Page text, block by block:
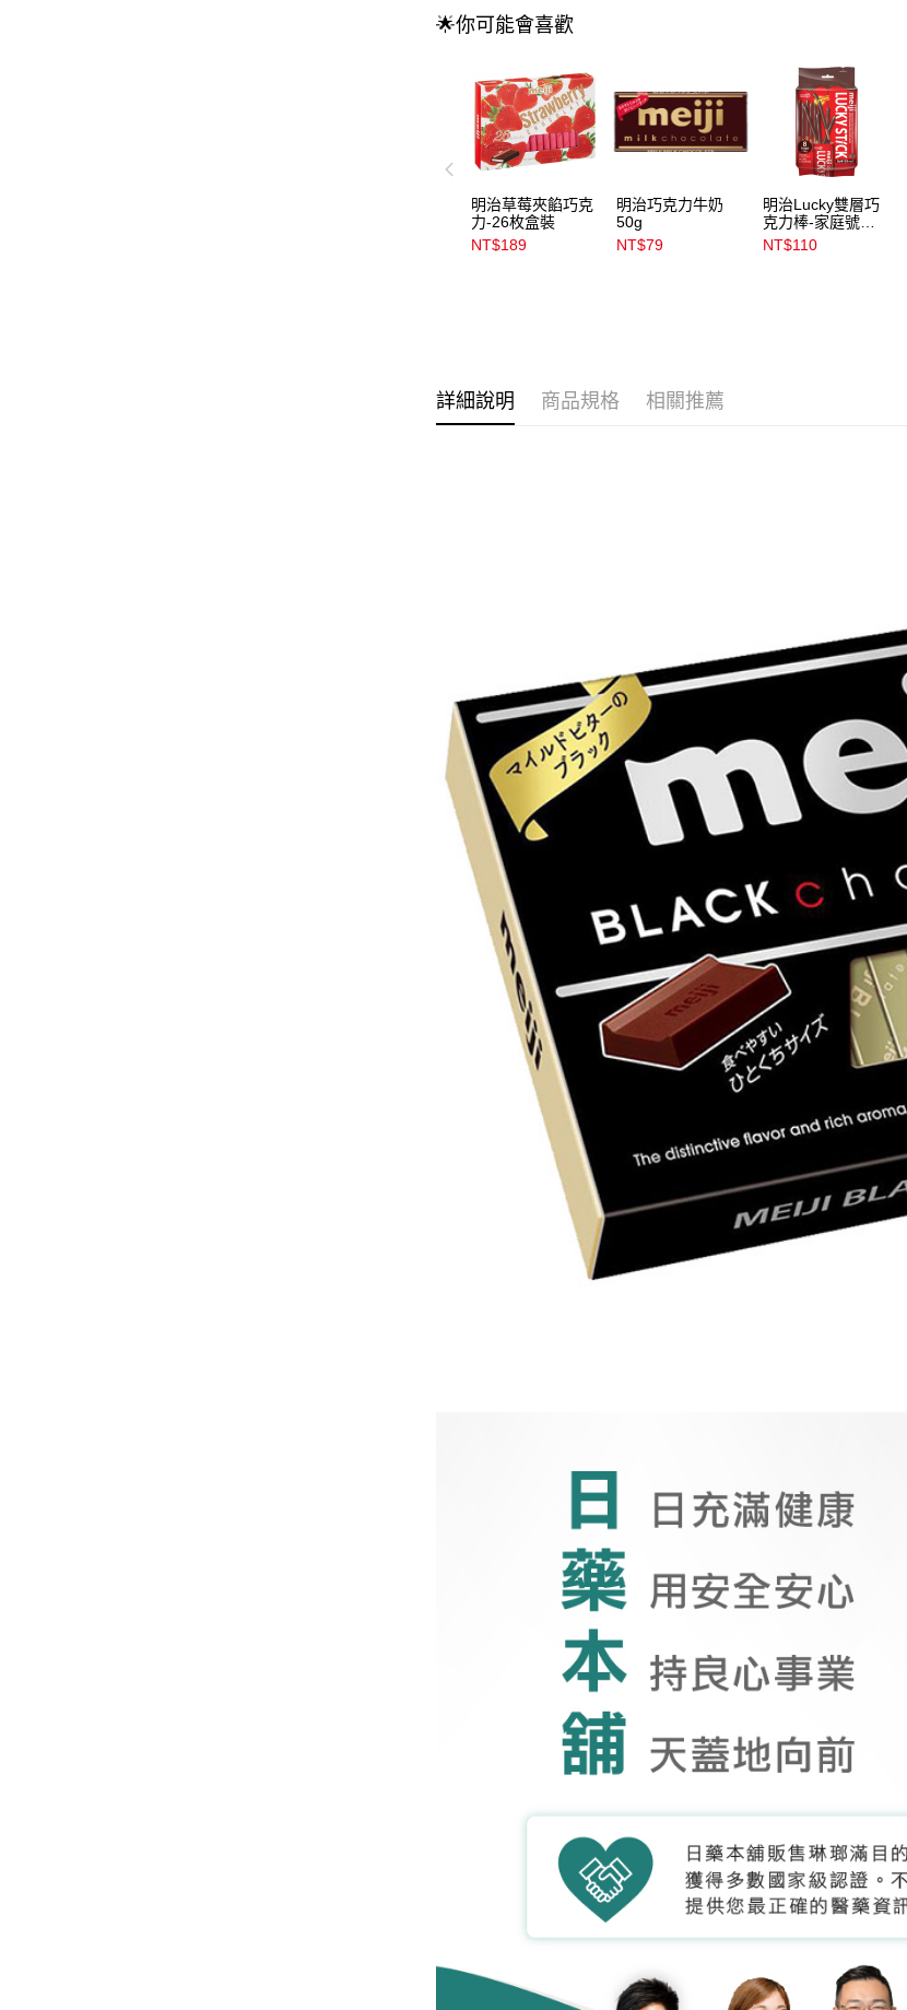
🌟你可能會喜歡
明治草莓夾餡巧克
力-26枚盒裝
NT$189
明治巧克力牛奶
50g
NT$79
明治Lucky雙層巧
克力棒-家庭號
120g
NT$110
詳細說明 商品規格 相關推薦